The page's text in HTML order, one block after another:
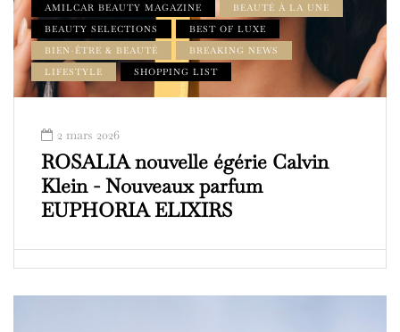
AMILCAR BEAUTY MAGAZINE
BEAUTÉ À LA UNE
BEAUTY SELECTIONS
BEST OF LUXE
BIEN-ÊTRE & BEAUTÉ
BREAKING NEWS
LIFESTYLE
SHOPPING LIST
2 mars 2026
ROSALIA nouvelle égérie Calvin
Klein - Nouveaux parfum
EUPHORIA ELIXIRS